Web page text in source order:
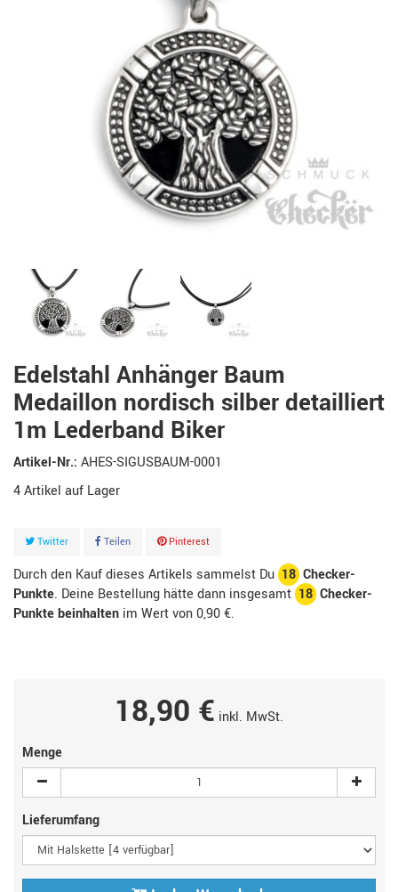
Edelstahl Anhänger Baum
Medaillon nordisch silber detailliert
1m Lederband Biker
Artikel-Nr.: AHES-SIGUSBAUM-0001
4Artikel
Twitter Teilen Pinterest
Durch den Kauf dieses Artikels sammelst Du 18 Checker-
Punkte. Deine Bestellung hätte dann insgesamt 18 Checker-
Punkte beinhalten im Wert von0,90 €.
18,90 € inkl. MwSt.
Menge
Lieferumfang